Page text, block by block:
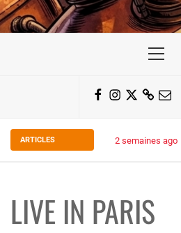
Menu
Facebook
Instagram
TwitterSubstack
Email
ARTICLES 2 semaines ago
LIVE IN PARIS